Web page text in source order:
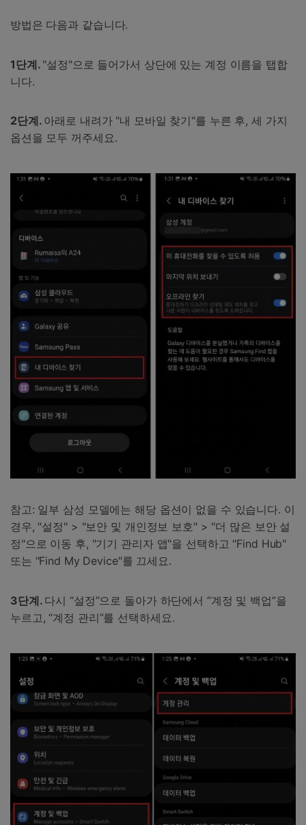
방법은 다음과 같습니다.
1단계. "설정"으로 들어가서 상단에 있는 계정 이름을 탭합
니다.
2단계. 아래로 내려가 "내 모바일 찾기"를 누른 후, 세 가지
옵션을 모두 꺼주세요.
참고: 일부 삼성 모델에는 해당 옵션이 없을 수 있습니다. 이
경우, "설정" > "보안 및 개인정보 보호" > "더 많은 보안 설
정"으로 이동 후, "기기 관리자 앱"을 선택하고 "Find Hub"
또는 "Find My Device"를 끄세요.
3단계. 다시 “설정”으로 돌아가 하단에서 “계정 및 백업”을
누르고, “계정 관리”를 선택하세요.